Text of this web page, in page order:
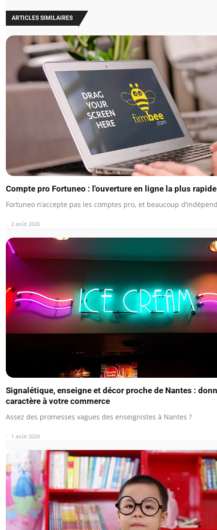
ARTICLES SIMILAIRES
Compte pro Fortuneo : l'ouverture en ligne la plus
Fortuneo n’accepte pas les comptes pro, et beaucoup
2 août 2026
Signalétique, enseigne et décor proche de Nantes :
caractère à votre commerce
Assez des promesses vagues des enseignistes à Nantes ?
1 août 2026